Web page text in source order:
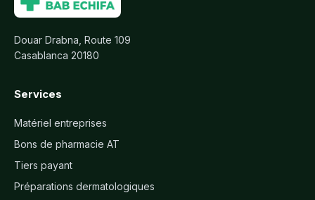
Douar Drabna, Route 109
Casablanca 20180
Services
Matériel entreprises
Bons de pharmacie AT
Tiers payant
Préparations dermatologiques